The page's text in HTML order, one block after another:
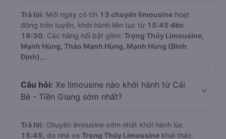
Trả lời: Mỗi ngày có tới 13 chuyến limousine hoạt
động trên tuyến, khởi hành liên tục từ 15:45 đến
18:30. Các hãng nổi bật gồm: Trọng Thủy Limousine,
Mạnh Hùng, Thảo Mạnh Hùng, Mạnh Hùng (Bình
Định) ,...
Câu hỏi: Xe limousine nào khởi hành từ Cái
Bè - Tiền Giang sớm nhất?
Trả lời: Chuyến limousine sớm nhất khởi hành lúc
15:45 , do nhà xe Trọng Thủy Limousine khai thác.